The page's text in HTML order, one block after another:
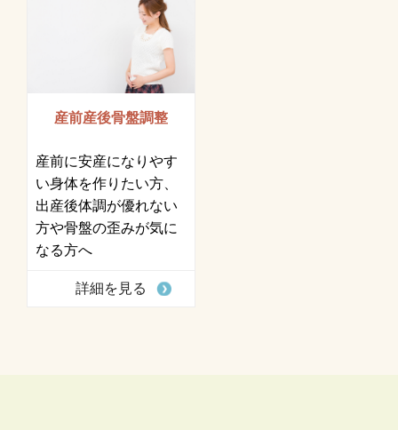
産前産後骨盤調整
産前に安産になりやす
い身体を作りたい方、
出産後体調が優れない
方や骨盤の歪みが気に
なる方へ
詳細を見る